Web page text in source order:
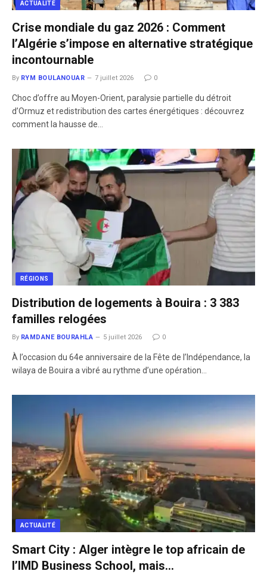
ACTUALITÉ
Crise mondiale du gaz 2026 : Comment
l’Algérie s’impose en alternative stratégique
incontournable
By RYM BOULANOUAR 7 juillet 2026 0
​Choc d’offre au Moyen-Orient, paralysie partielle du détroit
d’Ormuz et redistribution des cartes énergétiques : découvrez
comment la hausse de…
RÉGIONS
Distribution de logements à Bouira : 3 383
familles relogées
By RAMDANE BOURAHLA 5 juillet 2026 0
​À l’occasion du 64e anniversaire de la Fête de l’Indépendance, la
wilaya de Bouira a vibré au rythme d’une opération…
ACTUALITÉ
Smart City : Alger intègre le top africain de
l’IMD Business School, mais…